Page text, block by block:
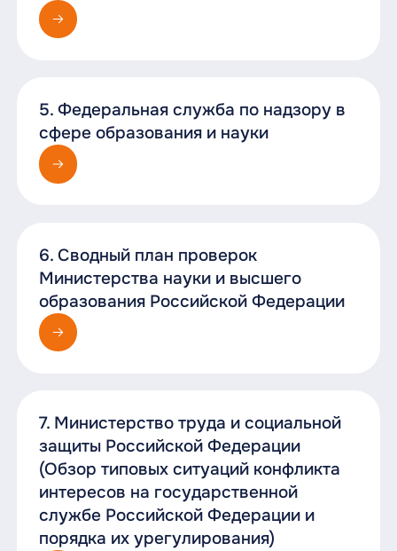
5. Федеральная служба по надзору в
сфере образования и науки
6. Сводный план проверок
Министерства науки и высшего
образования Российской Федерации
7. Министерство труда и социальной
защиты Российской Федерации
(Обзор типовых ситуаций конфликта
интересов на государственной
службе Российской Федерации и
порядка их урегулирования)